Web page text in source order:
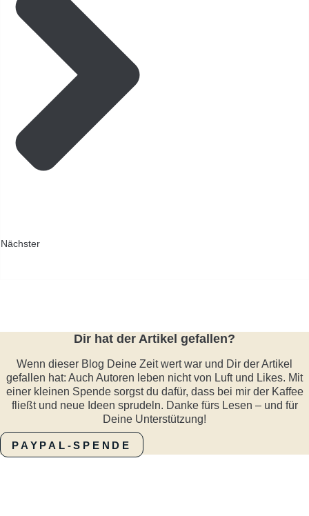
Nächster
Dir hat der Artikel gefallen?
Wenn dieser Blog Deine Zeit wert war und Dir der Artikel
gefallen hat: Auch Autoren leben nicht von Luft und Likes. Mit
einer kleinen Spende sorgst du dafür, dass bei mir der Kaffee
fließt und neue Ideen sprudeln. Danke fürs Lesen – und für
Deine Unterstützung!
PAYPAL-SPENDE